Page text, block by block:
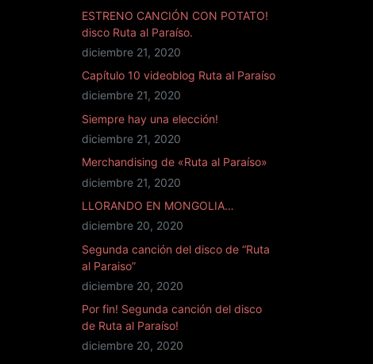
ESTRENO CANCIÓN CON POTATO!
disco Ruta al Paraíso.
diciembre 21, 2020
Capítulo 10 videoblog Ruta al Paraíso
diciembre 21, 2020
Siempre hay una elección!
diciembre 21, 2020
Merchandising de «Ruta al Paraíso»
diciembre 21, 2020
LLORANDO EN MONGOLIA…
diciembre 20, 2020
Segunda canción del disco de “Ruta
al Paraiso”
diciembre 20, 2020
Por fin! Segunda canción del disco
de Ruta al Paraíso!
diciembre 20, 2020